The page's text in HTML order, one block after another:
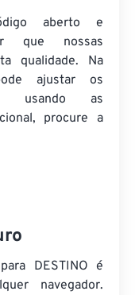
aberto e
que nossas
qualidade. Na
ajustar os
usando as
procure a
DESTINO é
navegador.